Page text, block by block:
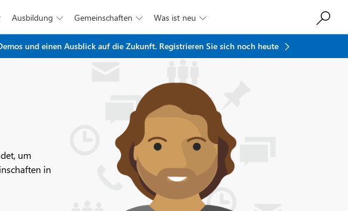
Ausbildung  Gemeinschaften  Was ist neu 
und einen Ausblick auf die Zukunft. Registrieren Sie sich noch heute
um
in